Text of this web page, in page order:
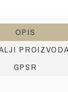
OPIS
GPSR